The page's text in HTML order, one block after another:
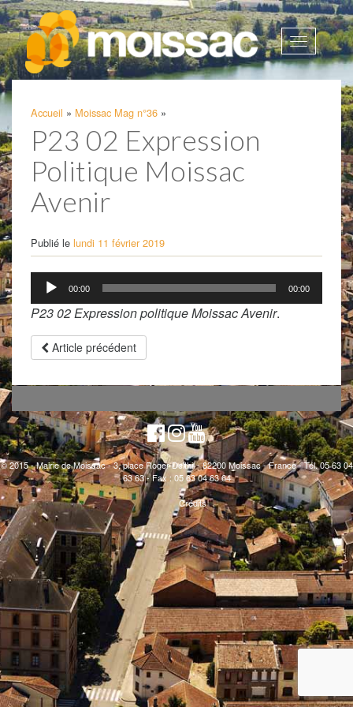
Afficher
la
Accueil » Moissac Mag n°36 »
P23 02 Expression
Politique Moissac
Avenir
Publié le lundi 11 février 2019
Lecteur
audio
00:00 00:00
P23 02 Expression politique Moissac Avenir.
Article précédent
© 2015 - Mairie de Moissac - 3, place Roger Delthil - 82200 Moissac - France - Tél. 05 63 04
63 63 - Fax : 05 63 04 63 64
Crédits